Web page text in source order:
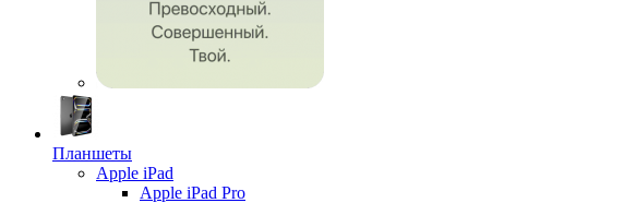
Планшеты
Apple iPad
Apple iPad Pro